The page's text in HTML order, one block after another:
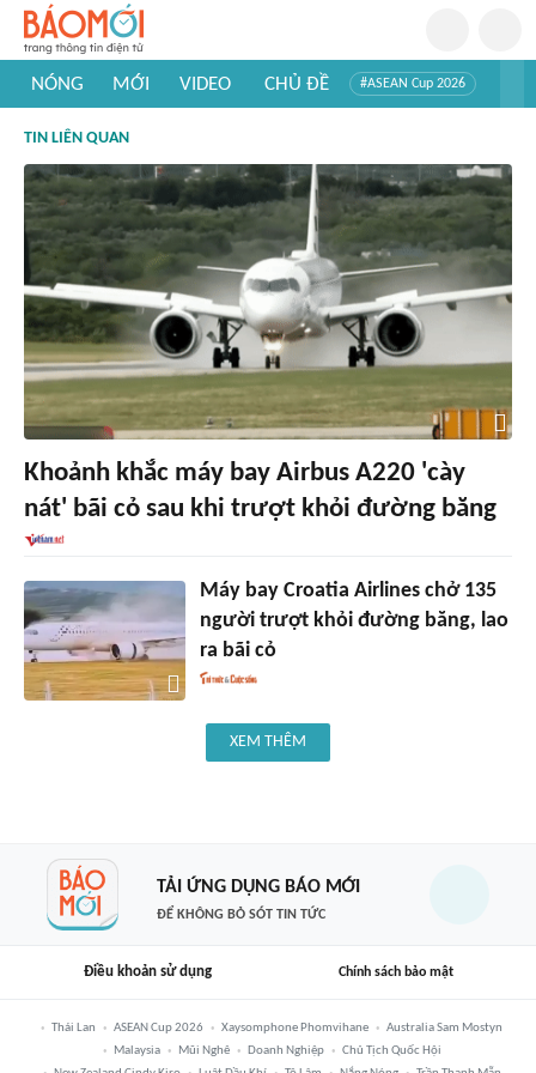
NÓNG MỚI VIDEO CHỦ ĐỀ #ASEAN Cup 2026
#Khám phá thế giới
TIN LIÊN QUAN
Khoảnh khắc máy bay Airbus A220 'cày
nát' bãi cỏ sau khi trượt khỏi đường băng
Máy bay Croatia Airlines chở 135
người trượt khỏi đường băng, lao
ra bãi cỏ
XEM THÊM
TẢI ỨNG DỤNG BÁO MỚI
ĐỂ KHÔNG BỎ SÓT TIN TỨC
Điều khoản sử dụng Chính sách bảo mật
Thái Lan ASEAN Cup 2026 Xaysomphone Phomvihane
Australia Sam Mostyn
Malaysia
Mũi Nghê Doanh Nghiệp
Chủ Tịch Quốc Hội